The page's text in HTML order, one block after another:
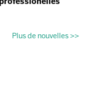
Plus de nouvelles >>